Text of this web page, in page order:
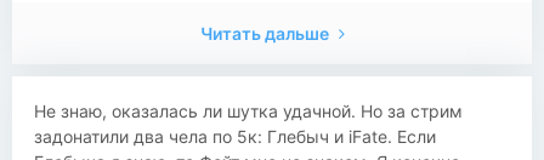
Читать дальше
Не знаю, оказалась ли шутка удачной. Но за стрим
задонатили два чела по 5к: Глебыч и iFate. Если